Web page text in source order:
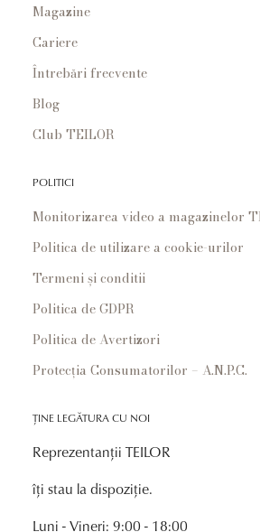
Magazine
Cariere
Întrebări frecvente
Blog
Club TEILOR
POLITICI
Monitorizarea video a magazinelor
Politica de utilizare a cookie-urilor
Termeni și conditii
Politica de GDPR
Politica de Avertizori
Protecția Consumatorilor – A.N.P.C.
ȚINE LEGĂTURA CU NOI
Reprezentanții TEILOR
îți stau la dispoziție.
Luni - Vineri: 9:00 - 18:00